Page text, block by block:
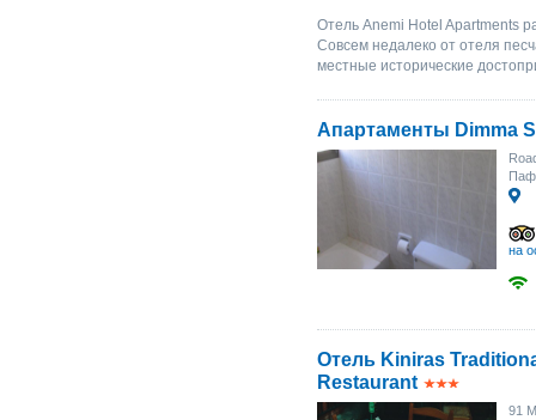
Отель Anemi Hotel Apartments
Совсем недалеко от отеля
местные исторические
Апартаменты Dimma
на
Отель Kiniras
Restaurant
91